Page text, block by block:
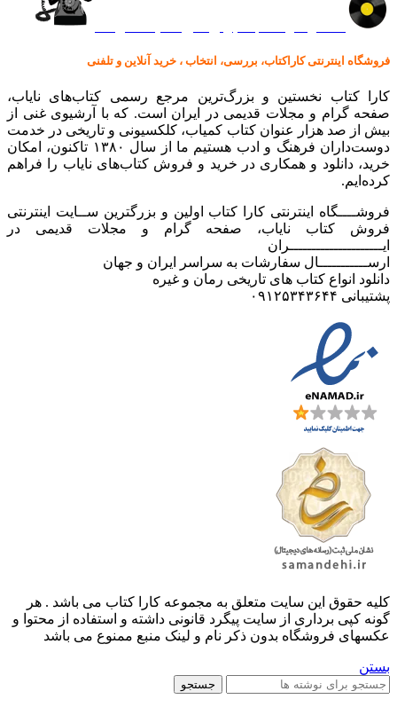
فروشگاه اینترنتی کاراکتاب، بررسی، انتخاب ، خرید آنلاین و تلفنی
کارا کتاب نخستین و بزرگ‌ترین مرجع رسمی کتاب‌های نایاب،
صفحه گرام و مجلات قدیمی در ایران است. که با آرشیوی غنی از
بیش از صد هزار عنوان کتاب کمیاب، کلکسیونی و تاریخی در خدمت
دوست‌داران فرهنگ و ادب هستیم ما از سال ۱۳۸۰ تاکنون، امکان
خرید، دانلود و همکاری در خرید و فروش کتاب‌های نایاب را فراهم
کرده‌ایم.
فروشــــگاه اینترنتی کارا کتاب اولین و بزرگترین ســایت اینترنتی
فروش کتاب نایاب، صفحه گرام و مجلات قدیمی در
ایـــــــــــــــــــــران
ارســـــــــــال سفارشات به سراسر ایران و جهان
دانلود انواع کتاب های تاریخی رمان و غیره
پشتیبانی ۰۹۱۲۵۳۴۳۶۴۴
کليه حقوق اين سايت متعلق به مجموعه کارا کتاب می باشد . هر
گونه کپی برداری از سایت پیگرد قانونی داشته و استفاده از محتوا و
عکسهای فروشگاه بدون ذکر نام و لینک منبع ممنوع می باشد
بستن
جستجو